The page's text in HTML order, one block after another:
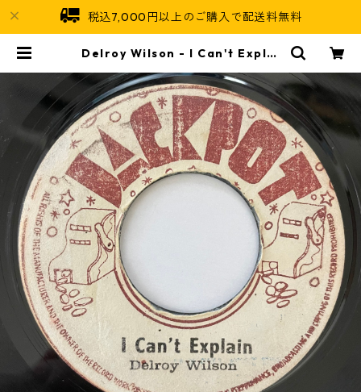
税込7,000円以上のご購入で配送料無料
Delroy Wilson - I Can't Explai